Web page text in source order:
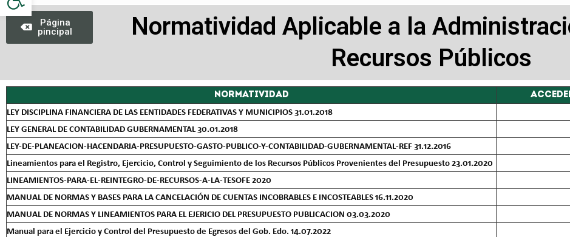
Página
pincipal
Normatividad Aplicable a la
Recursos Públicos
NORMATIVIDAD
LEY DISCIPLINA FINANCIERA DE LAS EENTIDADES FEDERATIVAS Y MUNICIPIOS 31.01.2018
LEY GENERAL DE CONTABILIDAD GUBERNAMENTAL 30.01.2018
LEY-DE-PLANEACION-HACENDARIA-PRESUPUESTO-GASTO-PUBLICO-Y-CONTABILIDAD-GUBERNAMENTAL-REF 31.12.2016
Lineamientos para el Registro, Ejercicio, Control y Seguimiento de los Recursos Públicos Provenientes del Presupuesto 23.01.2020
LINEAMIENTOS-PARA-EL-REINTEGRO-DE-RECURSOS-A-LA-TESOFE 2020
MANUAL DE NORMAS Y BASES PARA LA CANCELACIÓN DE CUENTAS INCOBRABLES E INCOSTEABLES 16.11.2020
MANUAL DE NORMAS Y LINEAMIENTOS PARA EL EJERICIO DEL PRESUPUESTO PUBLICACION 03.03.2020
Manual para el Ejercicio y Control del Presupuesto de Egresos del Gob. Edo. 14.07.2022